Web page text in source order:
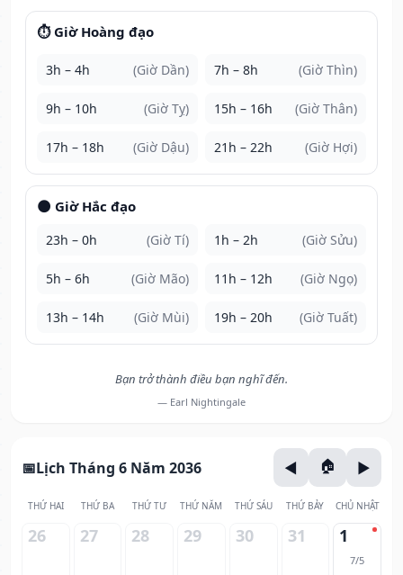
⏱️ Giờ Hoàng đạo
3h – 4h (Giờ Dần) 7h – 8h (Giờ Thìn)
9h – 10h (Giờ Tỵ) 15h – 16h (Giờ Thân)
17h – 18h (Giờ Dậu) 21h – 22h (Giờ Hợi)
🌑 Giờ Hắc đạo
23h – 0h (Giờ Tí) 1h – 2h (Giờ Sửu)
5h – 6h (Giờ Mão) 11h – 12h (Giờ Ngọ)
13h – 14h (Giờ Mùi) 19h – 20h (Giờ Tuất)
Bạn trở thành điều bạn nghĩ đến.
— Earl Nightingale
Lịch Tháng 6 Năm 2036
THỨ HAI THỨ BA THỨ TƯ THỨ NĂM THỨ SÁU THỨ BẢY CHỦ NHẬT
26 27 28 29 30 31 1
7/5